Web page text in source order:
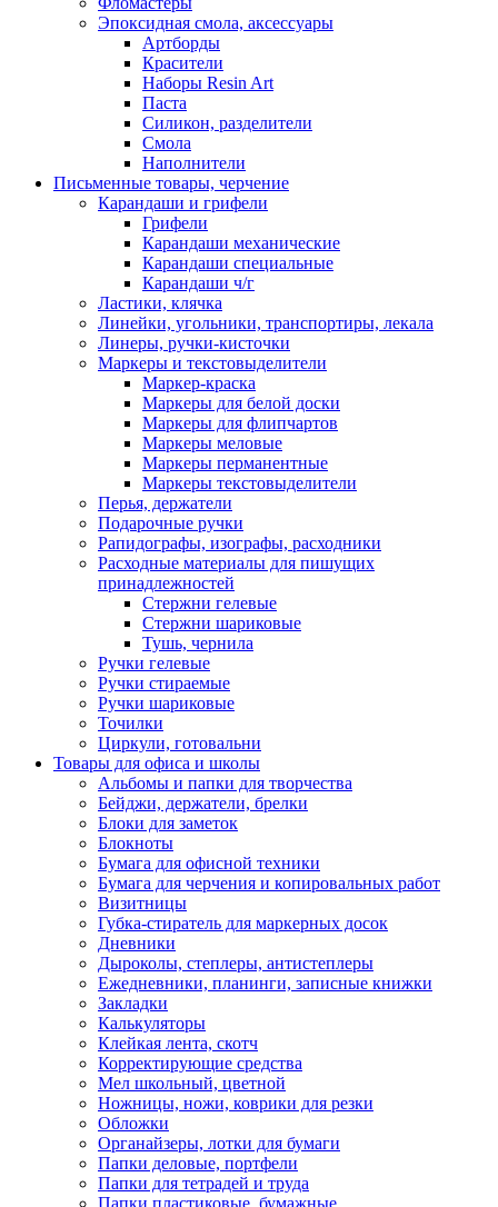
Эпоксидная смола, аксессуары
Артборды
Красители
Наборы Resin Art
Паста
Силикон, разделители
Смола
Наполнители
Письменные товары, черчение
Карандаши и грифели
Грифели
Карандаши механические
Карандаши специальные
Карандаши ч/г
Ластики, клячка
Линейки, угольники, транспортиры, лекала
Линеры, ручки-кисточки
Маркеры и текстовыделители
Маркер-краска
Маркеры для белой доски
Маркеры для флипчартов
Маркеры меловые
Маркеры перманентные
Маркеры текстовыделители
Перья, держатели
Подарочные ручки
Рапидографы, изографы, расходники
Расходные материалы для пишущих
принадлежностей
Стержни гелевые
Стержни шариковые
Тушь, чернила
Ручки гелевые
Ручки стираемые
Ручки шариковые
Точилки
Циркули, готовальни
Товары для офиса и школы
Альбомы и папки для творчества
Бейджи, держатели, брелки
Блоки для заметок
Блокноты
Бумага для офисной техники
Бумага для черчения и копировальных работ
Визитницы
Губка-стиратель для маркерных досок
Дневники
Дыроколы, степлеры, антистеплеры
Ежедневники, планинги, записные книжки
Закладки
Калькуляторы
Клейкая лента, скотч
Корректирующие средства
Мел школьный, цветной
Ножницы, ножи, коврики для резки
Обложки
Органайзеры, лотки для бумаги
Папки деловые, портфели
Папки для тетрадей и труда
Папки пластиковые, бумажные